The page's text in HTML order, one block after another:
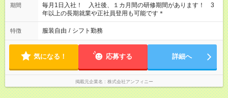
時間） ※終電の都合上、23:30までを希望！なども可能です 《研
修期間中の勤務時間》 1ヵ月目：9時～17時45分
期間
毎月1日入社！ 入社後、１カ月間の研修期間があります！ 3
年以上の長期就業や正社員登用も可能です＊
特徴 服装自由 / シフト勤務
気になる！ 応募する 詳細へ
掲載元企業名 株式会社アンフィニー